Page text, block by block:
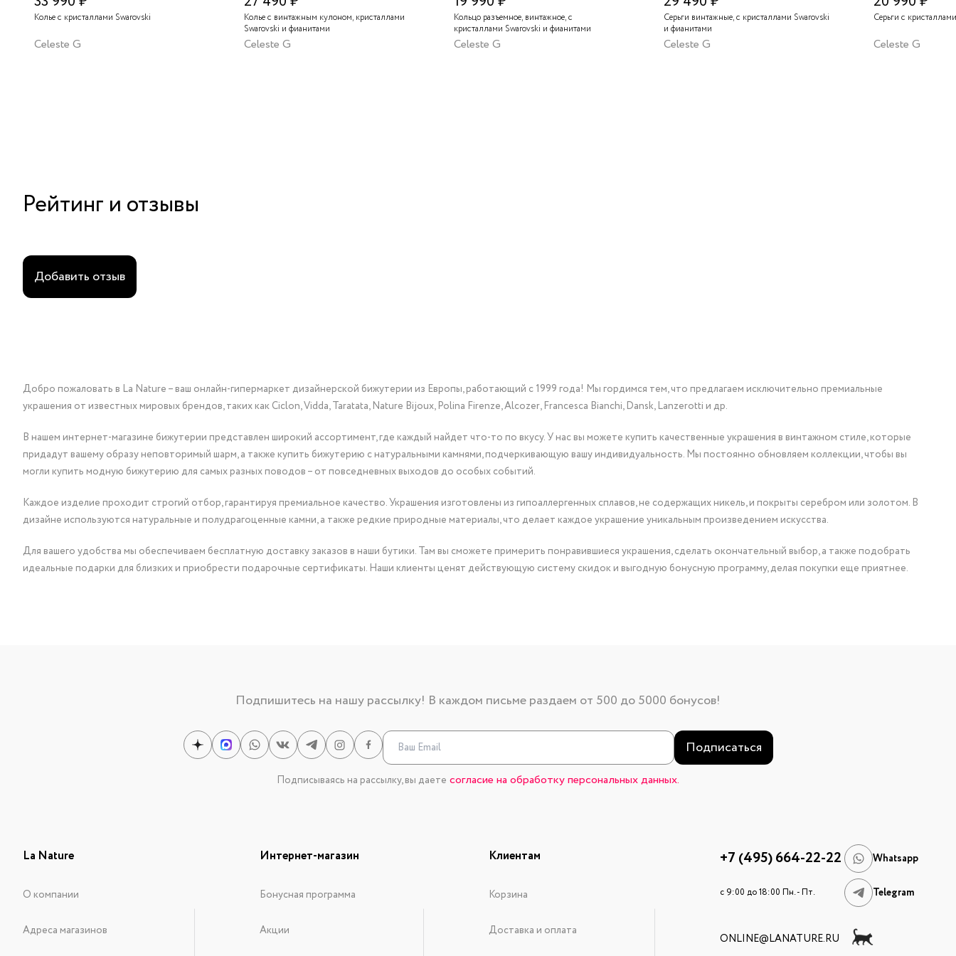
Колье с кристаллами Swarovski
Celeste G
Колье с винтажным кулоном, кристаллами
Swarovski и фианитами
Celeste G
Кольцо разъемное, винтажное, с
кристаллами Swarovski и фианитами
Celeste G
Серьги винтажные, с кристаллами Swarovski
и фианитами
Celeste G
Серьги с
Celeste G
Рейтинг и отзывы
Добавить отзыв
Добро пожаловать в La Nature – ваш онлайн-гипермаркет дизайнерской бижутерии из Европы, работающий с 1999 года! Мы гордимся тем, что предлагаем исключительно премиальные
украшения от известных мировых брендов, таких как Ciclon, Vidda, Taratata, Nature Bijoux, Polina Firenze, Alcozer, Francesca Bianchi, Dansk, Lanzerotti и др.
В нашем интернет-магазине бижутерии представлен широкий ассортимент, где каждый найдет что-то по вкусу. У нас вы можете купить качественные украшения в винтажном стиле, которые
придадут вашему образу неповторимый шарм, а также купить бижутерию с натуральными камнями, подчеркивающую вашу индивидуальность. Мы постоянно обновляем коллекции, чтобы вы
могли купить модную бижутерию для самых разных поводов – от повседневных выходов до особых событий.
Каждое изделие проходит строгий отбор, гарантируя премиальное качество. Украшения изготовлены из гипоаллергенных сплавов, не содержащих никель, и покрыты серебром или золотом. В
дизайне используются натуральные и полудрагоценные камни, а также редкие природные материалы, что делает каждое украшение уникальным произведением искусства.
Для вашего удобства мы обеспечиваем бесплатную доставку заказов в наши бутики. Там вы сможете примерить понравившиеся украшения, сделать окончательный выбор, а также подобрать
идеальные подарки для близких и приобрести подарочные сертификаты. Наши клиенты ценят действующую систему скидок и выгодную бонусную программу, делая покупки еще приятнее.
Подпишитесь на нашу рассылку! В каждом письме раздаем от 500 до 5000 бонусов!
Подписаться
Подписываясь на рассылку, вы даете согласие на обработку персональных данных.
La Nature
О компании
Адреса магазинов
Интернет-магазин
Бонусная программа
Акции
Клиентам
Корзина
Доставка и оплата
+7 (495) 664-22-22 Whatsapp
c 9:00 до 18:00 Пн. - Пт. Telegram
ONLINE@LANATURE.RU